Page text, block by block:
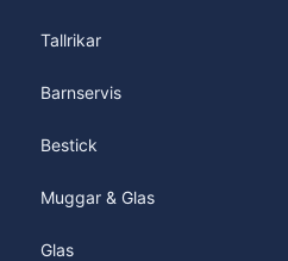
Tallrikar
Barnservis
Bestick
Muggar & Glas
Glas